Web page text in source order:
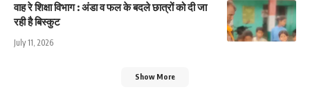
वाह रे शिक्षा विभाग : अंडा व फल के बदले छात्रों को दी जा
रही है बिस्कुट
July 11, 2026
Show More